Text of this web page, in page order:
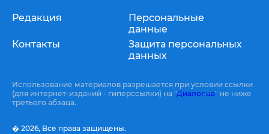
Редакция
Контакты
Персональные
данные
Защита персональных
данных
Использование материалов разрешается при условии ссылки
(для интернет-изданий - гиперссылки) на "Диалог.ua" не ниже
третьего абзаца.
� 2026, Все права защищены.